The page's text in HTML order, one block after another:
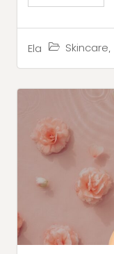
Ela Skincare,